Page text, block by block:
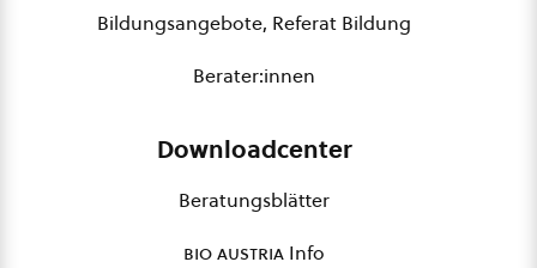
Bildungsangebote, Referat Bildung
Berater:innen
Downloadcenter
Beratungsblätter
bio austria Info